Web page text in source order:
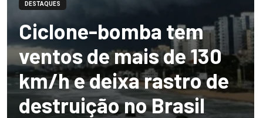
DESTAQUES
Ciclone-bomba tem
ventos de mais de 130
km/h e deixa rastro de
destruição no Brasil